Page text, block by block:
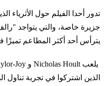
تدور أحدا الفيلم حول الأثرياء
جزيرة خاصة، والتي يتواجد
يترأس أحد أكثر المطاعم تميزًا